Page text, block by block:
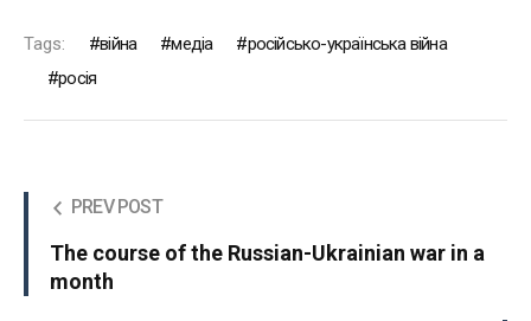
Tags: війна медіа
російсько-українська війна
росія
PREV POST
The course of the Russian-Ukrainian war in a
month